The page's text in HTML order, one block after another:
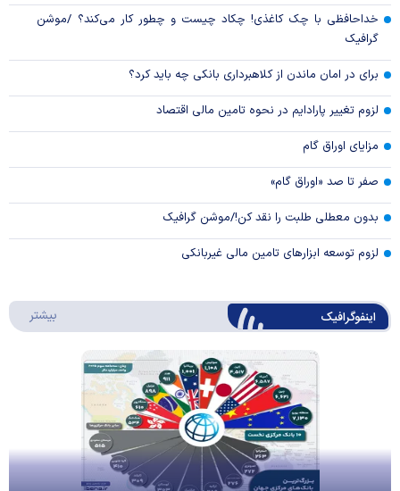
خداحافظی با چک کاغذی! چکاد چیست و چطور کار می‌کند؟ /موشن
گرافیک
برای در امان ماندن از کلاهبرداری بانکی چه باید کرد؟
لزوم تغییر پارادایم در نحوه تامین مالی اقتصاد
مزایای اوراق گام
صفر تا صد «اوراق گام»
بدون معطلی طلبت را نقد کن!/موشن گرافیک
لزوم توسعه ابزارهای تامین مالی غیربانکی
اینفوگرافیک بیشتر